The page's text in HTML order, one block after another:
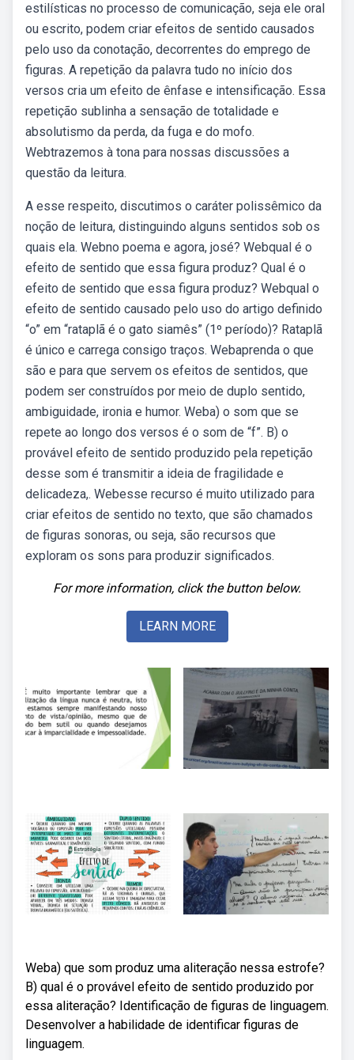
estilísticas no processo de comunicação, seja ele oral
ou escrito, podem criar efeitos de sentido causados
pelo uso da conotação, decorrentes do emprego de
figuras. A repetição da palavra tudo no início dos
versos cria um efeito de ênfase e intensificação. Essa
repetição sublinha a sensação de totalidade e
absolutismo da perda, da fuga e do mofo.
Webtrazemos à tona para nossas discussões a
questão da leitura.
A esse respeito, discutimos o caráter polissêmico da
noção de leitura, distinguindo alguns sentidos sob os
quais ela. Webno poema e agora, josé? Webqual é o
efeito de sentido que essa figura produz? Qual é o
efeito de sentido que essa figura produz? Webqual o
efeito de sentido causado pelo uso do artigo definido
“o” em “rataplã é o gato siamês” (1º período)? Rataplã
é único e carrega consigo traços. Webaprenda o que
são e para que servem os efeitos de sentidos, que
podem ser construídos por meio de duplo sentido,
ambiguidade, ironia e humor. Weba) o som que se
repete ao longo dos versos é o som de “f”. B) o
provável efeito de sentido produzido pela repetição
desse som é transmitir a ideia de fragilidade e
delicadeza,. Webesse recurso é muito utilizado para
criar efeitos de sentido no texto, que são chamados
de figuras sonoras, ou seja, são recursos que
exploram os sons para produzir significados.
For more information, click the button below.
LEARN MORE
Weba) que som produz uma aliteração nessa estrofe?
B) qual é o provável efeito de sentido produzido por
essa aliteração? Identificação de figuras de linguagem.
Desenvolver a habilidade de identificar figuras de
linguagem.